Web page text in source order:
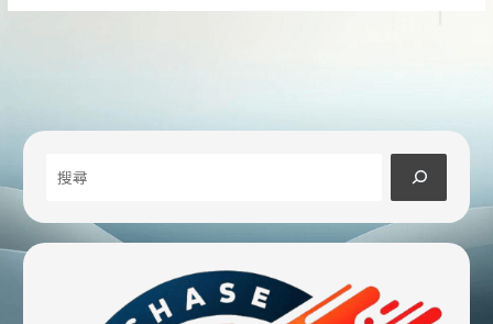
墮
妻
賠
敗
搜
尋